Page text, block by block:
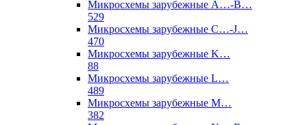
Микросхемы зарубежные A…-B…
529
Микросхемы зарубежные C…-J…
470
Микросхемы зарубежные K…
88
Микросхемы зарубежные L…
489
Микросхемы зарубежные M…
382